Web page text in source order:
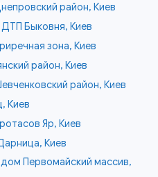
район, Киев
Быковня, Киев
зона, Киев
район, Киев
район, Киев
Киев
Яр, Киев
Киев
Первомайский массив,